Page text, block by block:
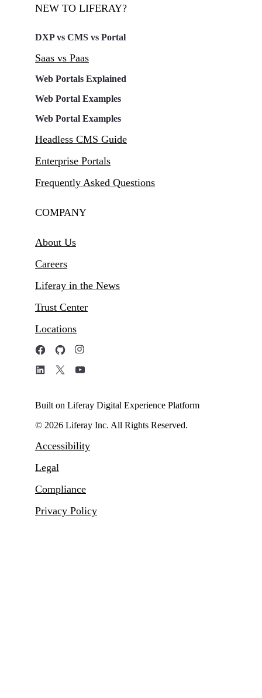
NEW TO LIFERAY?
DXP vs CMS vs Portal
Saas vs Paas
Web Portals Explained
Web Portal Examples
Web Portal Examples
Headless CMS Guide
Enterprise Portals
Frequently Asked Questions
COMPANY
About Us
Careers
Liferay in the News
Trust Center
Locations
Built on Liferay Digital Experience Platform
© 2026 Liferay Inc. All Rights Reserved.
Accessibility
Legal
Compliance
Privacy Policy